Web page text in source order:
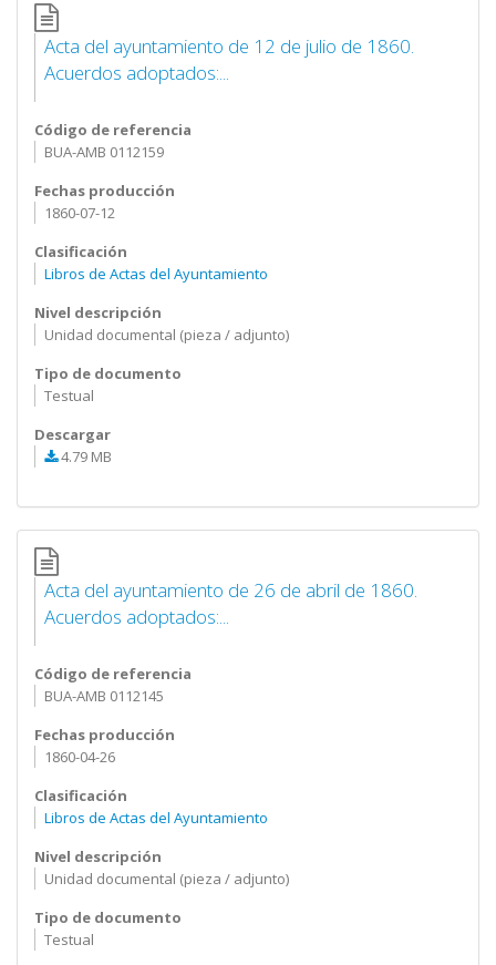
Acta del ayuntamiento de 12 de julio de 1860.
Acuerdos adoptados:...
Código de referencia
BUA-AMB 0112159
Fechas producción
1860-07-12
Clasificación
Libros de Actas del Ayuntamiento
Nivel descripción
Unidad documental (pieza / adjunto)
Tipo de documento
Testual
Descargar
4.79 MB
Acta del ayuntamiento de 26 de abril de 1860.
Acuerdos adoptados:...
Código de referencia
BUA-AMB 0112145
Fechas producción
1860-04-26
Clasificación
Libros de Actas del Ayuntamiento
Nivel descripción
Unidad documental (pieza / adjunto)
Tipo de documento
Testual